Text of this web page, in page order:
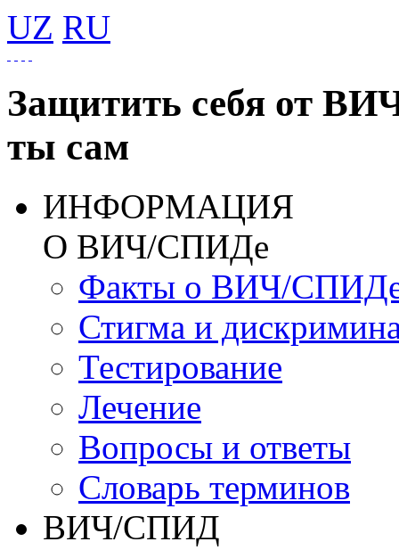
UZ RU
Защитить себя от
ты сам
ИНФОРМАЦИЯ
О ВИЧ/СПИДе
Факты о ВИЧ/
Стигма и
Тестирование
Лечение
Вопросы и ответы
Словарь терминов
ВИЧ/СПИД